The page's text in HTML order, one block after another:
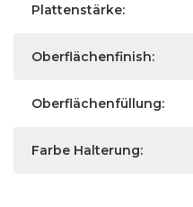
Plattenstärke:
Oberflächenfinish:
Oberflächenfüllung:
Farbe Halterung: